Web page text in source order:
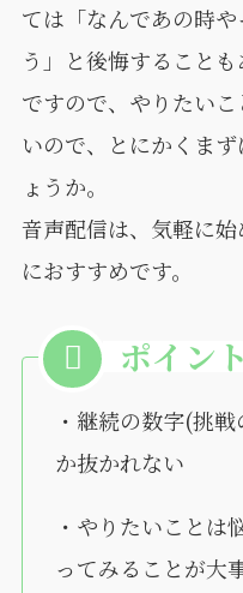
ては「なんであの時
う」と後悔することも
ですので、やりたい
いので、とにかくま
ょうか。
音声配信は、気軽に
におすすめです。
・継続の数字(挑
か抜かれない
・やりたいことは
ってみることが大